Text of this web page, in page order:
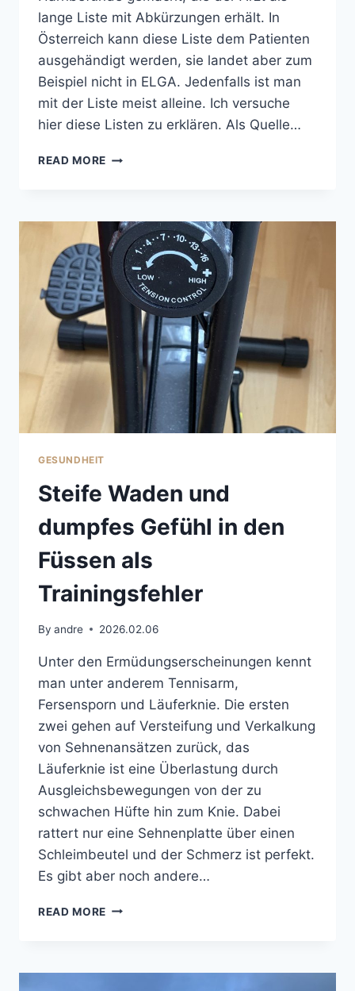
lange Liste mit Abkürzungen erhält. In
Österreich kann diese Liste dem Patienten
ausgehändigt werden, sie landet aber zum
Beispiel nicht in ELGA. Jedenfalls ist man
mit der Liste meist alleine. Ich versuche
hier diese Listen zu erklären. Als Quelle…
READ MORE BLUTWERTE
GESUNDHEIT
Steife Waden und
dumpfes Gefühl in den
Füssen als
Trainingsfehler
By andre 2026.02.06
Unter den Ermüdungserscheinungen kennt
man unter anderem Tennisarm,
Fersensporn und Läuferknie. Die ersten
zwei gehen auf Versteifung und Verkalkung
von Sehnenansätzen zurück, das
Läuferknie ist eine Überlastung durch
Ausgleichsbewegungen von der zu
schwachen Hüfte hin zum Knie. Dabei
rattert nur eine Sehnenplatte über einen
Schleimbeutel und der Schmerz ist perfekt.
Es gibt aber noch andere…
READ MORE STEIFE
GEFÜHL